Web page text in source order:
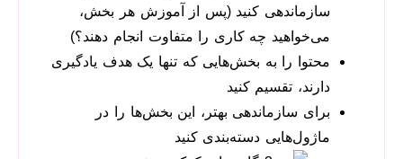
سازماندهی کنید (پس از آموزش هر بخش،
می‌خواهید چه کاری را متفاوت انجام دهند؟)
محتوا را به بخش‌هایی که تنها یک هدف یادگیری
دارند، تقسیم کنید
برای سازماندهی بهتر، این بخش‌ها را در
ماژول‌هایی دسته‌بندی کنید